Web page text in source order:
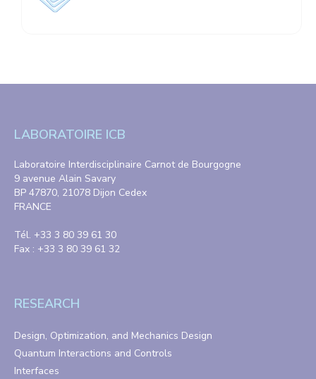
LABORATOIRE ICB
Laboratoire Interdisciplinaire Carnot de Bourgogne
9 avenue Alain Savary
BP 47870, 21078 Dijon Cedex
FRANCE
Tél. +33 3 80 39 61 30
Fax : +33 3 80 39 61 32
RESEARCH
Design, Optimization, and Mechanics Design
Quantum Interactions and Controls
Interfaces